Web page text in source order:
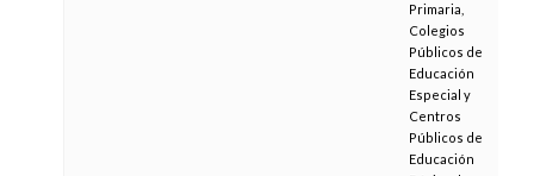
Primaria,
Colegios
Públicos de
Educación
Especial y
Centros
Públicos de
Educación